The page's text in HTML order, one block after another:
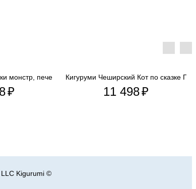
монстр, печеньковый...
₽
Кигуруми Чеширский Кот по сказке
11 498₽
Kigurumi ©